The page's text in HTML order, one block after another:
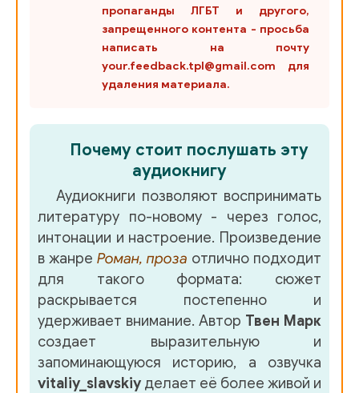
39
41
1
3
4
5
пропаганды ЛГБТ и другого,
запрещенного контента - просьба
написать на почту
your.feedback.tpl@gmail.com для
удаления материала.
Почему стоит послушать эту
аудиокнигу
Аудиокниги позволяют воспринимать
литературу по-новому - через голос,
интонации и настроение. Произведение
в жанре Роман, проза отлично подходит
для такого формата: сюжет
раскрывается постепенно и
удерживает внимание. Автор Твен Марк
создает выразительную и
запоминающуюся историю, а озвучка
vitaliy_slavskiy делает её более живой и